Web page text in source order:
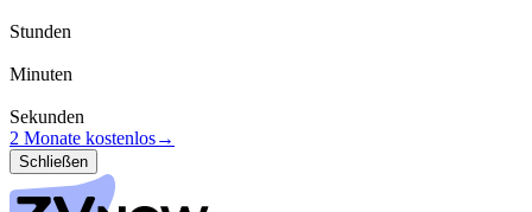
Stunden
Minuten
Sekunden
2 Monate kostenlos→
Schließen